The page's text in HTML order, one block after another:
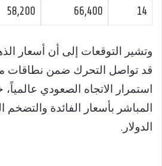
14
66,400
58,200
وتشير التوقعات إلى أن أسعار
قد تواصل التحرك ضمن نطاقات
استمرار الاتجاه الصعودي
المباشر بأسعار الفائدة والتضخم
الدولار.